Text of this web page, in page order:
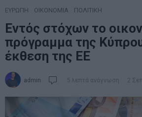
ΕΥΡΩΠΗ ΟΙΚΟΝΟΜΙΑ ΠΟΛΙΤΙΚΗ
Εντός στόχων το
πρόγραμμα της
έκθεση της ΕΕ
admin 5 λεπτά ανάγνωση 2